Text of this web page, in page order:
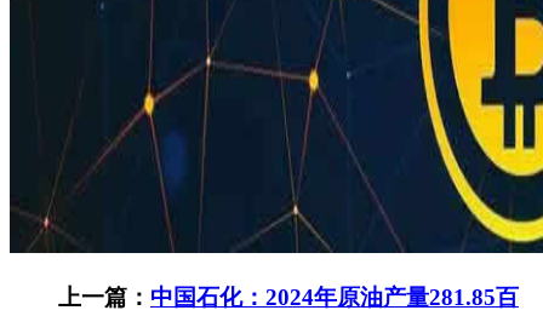
上一篇： 中国石化：2024年原油产量281.85百